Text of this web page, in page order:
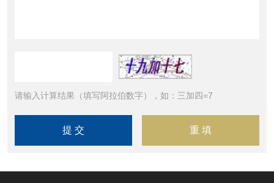
请输入计算结果（填写阿拉伯数字），如：三加四=7